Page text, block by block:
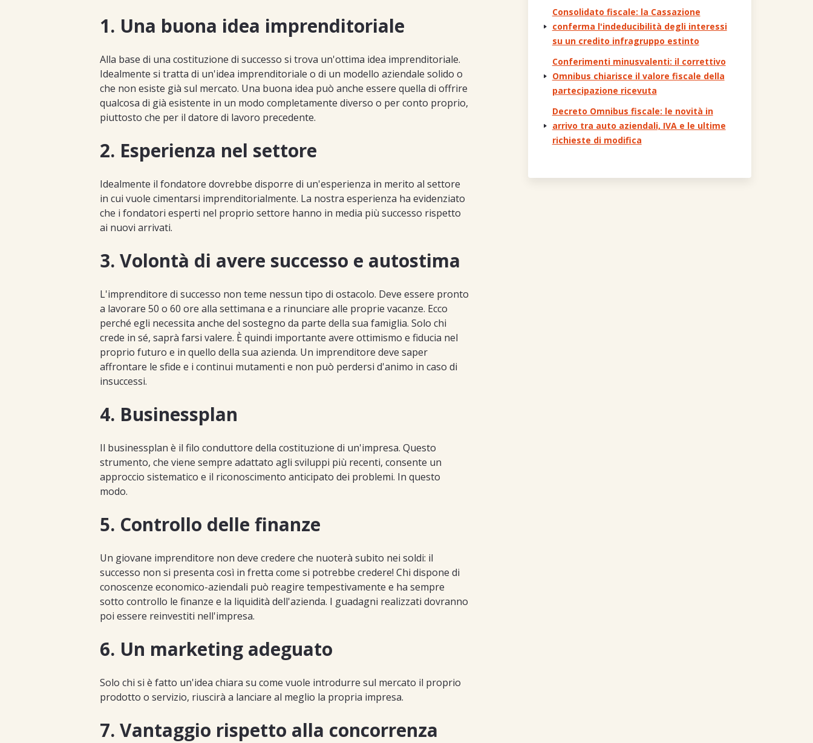
1. Una buona idea imprenditoriale
Alla base di una costituzione di successo si trova un'ottima idea imprenditoriale.
Idealmente si tratta di un'idea imprenditoriale o di un modello aziendale solido o
che non esiste già sul mercato. Una buona idea può anche essere quella di offrire
qualcosa di già esistente in un modo completamente diverso o per conto proprio,
piuttosto che per il datore di lavoro precedente.
2. Esperienza nel settore
Idealmente il fondatore dovrebbe disporre di un'esperienza in merito al settore
in cui vuole cimentarsi imprenditorialmente. La nostra esperienza ha evidenziato
che i fondatori esperti nel proprio settore hanno in media più successo rispetto
ai nuovi arrivati.
3. Volontà di avere successo e autostima
L'imprenditore di successo non teme nessun tipo di ostacolo. Deve essere pronto
a lavorare 50 o 60 ore alla settimana e a rinunciare alle proprie vacanze. Ecco
perché egli necessita anche del sostegno da parte della sua famiglia. Solo chi
crede in sé, saprà farsi valere. È quindi importante avere ottimismo e fiducia nel
proprio futuro e in quello della sua azienda. Un imprenditore deve saper
affrontare le sfide e i continui mutamenti e non può perdersi d'animo in caso di
insuccessi.
4. Businessplan
Il businessplan è il filo conduttore della costituzione di un'impresa. Questo
strumento, che viene sempre adattato agli sviluppi più recenti, consente un
approccio sistematico e il riconoscimento anticipato dei problemi. In questo
modo.
5. Controllo delle finanze
Un giovane imprenditore non deve credere che nuoterà subito nei soldi: il
successo non si presenta così in fretta come si potrebbe credere! Chi dispone di
conoscenze economico-aziendali può reagire tempestivamente e ha sempre
sotto controllo le finanze e la liquidità dell'azienda. I guadagni realizzati dovranno
poi essere reinvestiti nell'impresa.
6. Un marketing adeguato
Solo chi si è fatto un'idea chiara su come vuole introdurre sul mercato il proprio
prodotto o servizio, riuscirà a lanciare al meglio la propria impresa.
7. Vantaggio rispetto alla concorrenza
Consolidato fiscale: la Cassazione
conferma l'indeducibilità degli interessi
su un credito infragruppo estinto
Conferimenti minusvalenti: il correttivo
Omnibus chiarisce il valore fiscale della
partecipazione ricevuta
Decreto Omnibus fiscale: le novità in
arrivo tra auto aziendali, IVA e le ultime
richieste di modifica